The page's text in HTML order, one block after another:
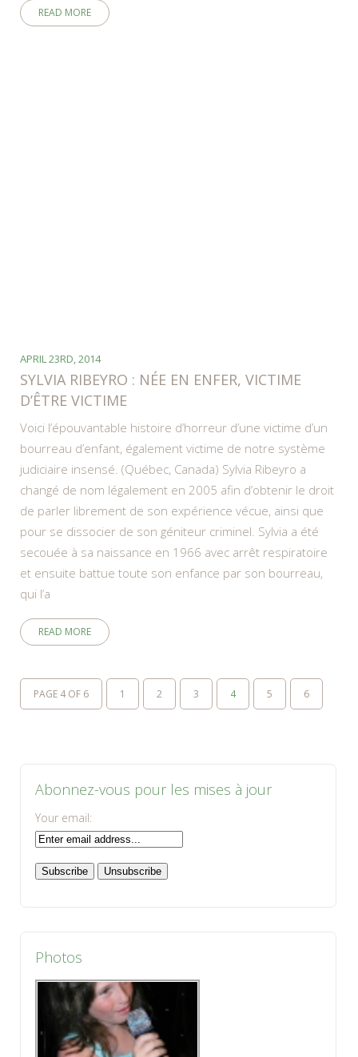
READ MORE
APRIL 23RD, 2014
SYLVIA RIBEYRO : NÉE EN ENFER, VICTIME
D’ÊTRE VICTIME
Voici l’épouvantable histoire d’horreur d’une victime d’un
bourreau d’enfant, également victime de notre système
judiciaire insensé. (Québec, Canada) Sylvia Ribeyro a
changé de nom légalement en 2005 afin d’obtenir le droit
de parler librement de son expérience vécue, ainsi que
pour se dissocier de son géniteur criminel. Sylvia a été
secouée à sa naissance en 1966 avec arrêt respiratoire
et ensuite battue toute son enfance par son bourreau,
qui l’a
READ MORE
PAGE 4 OF 6 1 2 3 4 5 6
Abonnez-vous pour les mises à jour
Your email:
Photos